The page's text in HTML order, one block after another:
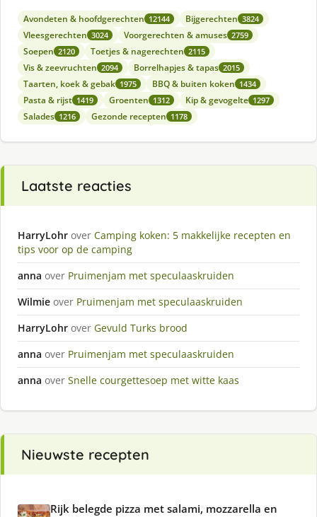
Avondeten & hoofdgerechten 12144 Bijgerechten 3824
Vleesgerechten 3024 Voorgerechten & amuses 2759
Soepen 2120 Toetjes & nagerechten 2115
Vis & zeevruchten 2094 Borrelhapjes & tapas 2015
Taarten, koek & gebak 1975 BBQ & buiten koken 1434
Pasta & rijst 1419 Groenten 1312 Kip & gevogelte 1297
Salades 1216 Gezonde recepten 1178
Laatste reacties
HarryLohr over Camping koken: 5 makkelijke recepten en
tips voor op de camping
anna over Pruimenjam met speculaaskruiden
Wilmie over Pruimenjam met speculaaskruiden
HarryLohr over Gevuld Turks brood
anna over Pruimenjam met speculaaskruiden
anna over Snelle courgettesoep met witte kaas
Nieuwste recepten
Rijk belegde pizza met salami, mozzarella en